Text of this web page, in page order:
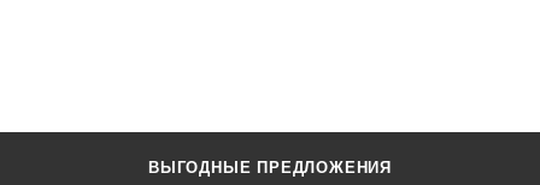
ВЫГОДНЫЕ ПРЕДЛОЖЕНИЯ